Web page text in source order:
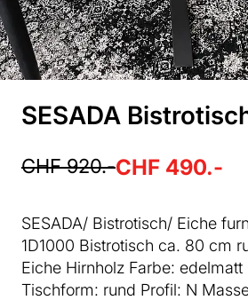
SESADA
CHF 920.-CHF 490.-
SESADA/ Bistrotisch/ Eiche
1D1000 Bistrotisch ca. 80 cm
Eiche Hirnholz Farbe: edelmatt
Tischform: rund Profil: N